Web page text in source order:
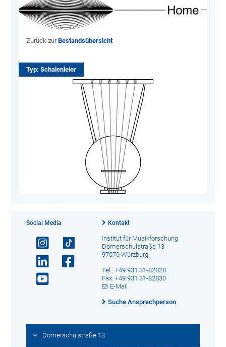
Zurück zurBestandsübersicht
Typ: Schalenleier
Social Media Kontakt
Institut für Musikforschung
Domerschulstraße 13
97070 Würzburg
Tel.: +49 931 31-82828
Fax: +49 931 31-82830
E-Mail
Suche Ansprechperson
Domerschulstraße 13